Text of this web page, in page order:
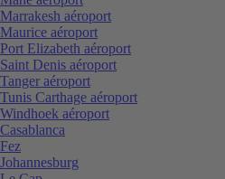
Marrakesh aéroport
Maurice aéroport
Port Elizabeth aéroport
Saint Denis aéroport
Tanger aéroport
Tunis Carthage aéroport
Windhoek aéroport
Casablanca
Fez
Johannesburg